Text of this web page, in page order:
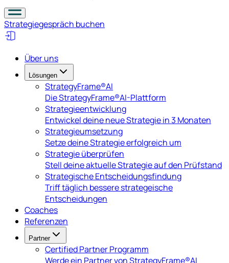
Strategiegespräch buchen
Über uns
Lösungen
StrategyFrame®AI
Die StrategyFrame®AI-Plattform
Strategieentwicklung
Entwickel deine neue Strategie in 3 Monaten
Strategieumsetzung
Setze deine Strategie erfolgreich um
Strategie überprüfen
Stell deine aktuelle Strategie auf den Prüfstand
Strategische Entscheidungsfindung
Triff täglich bessere strategeische
Entscheidungen
Coaches
Referenzen
Partner
Certified Partner Programm
Werde ein Partner von StrategyFrame®AI